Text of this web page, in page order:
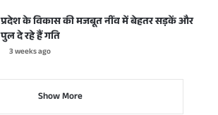
प्रदेश के विकास की मजबूत नींव में बेहतर सड़कें और
पुल दे रहे हैं गति
3 weeks ago
Show More